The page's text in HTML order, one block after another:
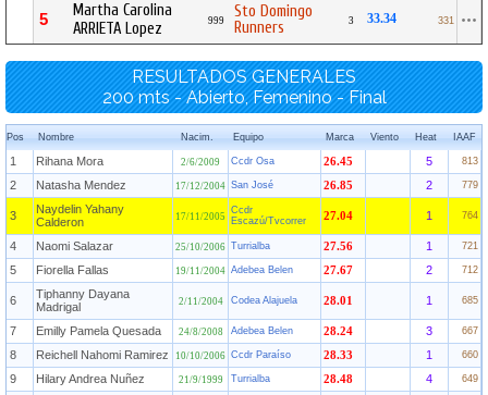
5
Martha Carolina
ARRIETA Lopez
999
Sto Domingo
Runners
3 33.34 331
RESULTADOS GENERALES
200 mts - Abierto, Femenino - Final
Pos Nombre Nacim. Equipo Marca Viento Heat IAAF
1 Rihana Mora 2/6/2009 Ccdr Osa 26.45 5 813
2 Natasha Mendez 17/12/2004 San José 26.85 2 779
3
Naydelin Yahany
Calderon
17/11/2005
Ccdr
Escazú/Tvcorrer
27.04 1 764
4 Naomi Salazar 25/10/2006 Turrialba 27.56 1 721
5 Fiorella Fallas 19/11/2004 Adebea Belen 27.67 2 712
6
Tiphanny Dayana
Madrigal
2/11/2004 Codea Alajuela 28.01 1 685
7 Emilly Pamela Quesada 24/8/2008 Adebea Belen 28.24 3 667
8 Reichell Nahomi Ramirez 10/10/2006 Ccdr Paraíso 28.33 1 660
9 Hilary Andrea Nuñez 21/9/1999 Turrialba 28.48 4 649